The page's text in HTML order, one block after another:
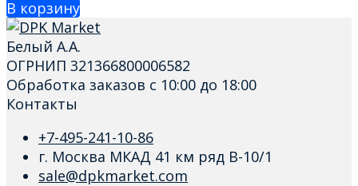
В корзину
Белый А.А.
ОГРНИП 321366800006582
Обработка заказов с 10:00 до 18:00
Контакты
+7-495-241-10-86
г. Москва МКАД 41 км ряд В-10/1
sale@dpkmarket.com